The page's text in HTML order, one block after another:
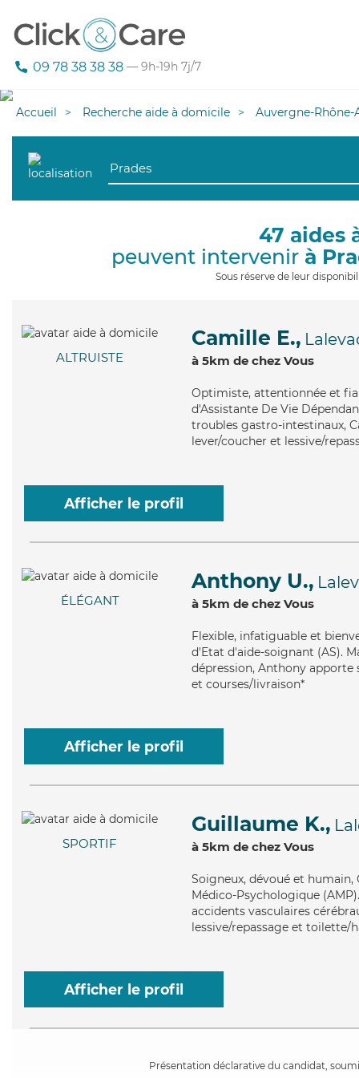
09 78 38 38 38 — 9h-19h 7j/7
Accueil Recherche aide à domicile Auvergne-Rhône-
47 aides
peuvent intervenir à
Sous réserve de leur
ALTRUISTE
Camille E.,
à 5km de chez Vous
Optimiste, attentionnée et
d'Assistante De Vie
troubles gastro-intestinaux,
lever/coucher et lessive/
Afficher le profil
ÉLÉGANT
Anthony U.,
à 5km de chez Vous
Flexible, infatiguable et
d'Etat d'aide-soignant (AS).
dépression, Anthony apporte
et courses/livraison*
Afficher le profil
SPORTIF
Guillaume K.,
à 5km de chez Vous
Soigneux, dévoué et humain,
Médico-Psychologique
accidents vasculaires
lessive/repassage et toilette/
Afficher le profil
Présentation déclarative du candidat,